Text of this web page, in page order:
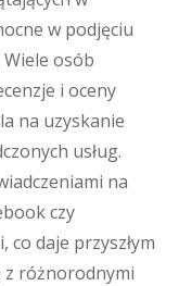
w podjęciu
osób
i oceny
na uzyskanie
usług.
na
czy
daje przyszłym
z różnorodnymi